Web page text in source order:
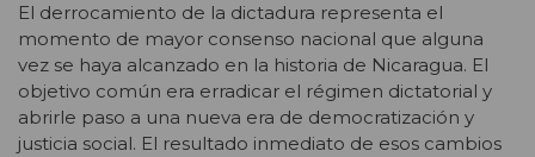
El derrocamiento de la dictadura representa el
momento de mayor consenso nacional que alguna
vez se haya alcanzado en la historia de Nicaragua. El
objetivo común era erradicar el régimen dictatorial y
abrirle paso a una nueva era de democratización y
justicia social. El resultado inmediato de esos cambios